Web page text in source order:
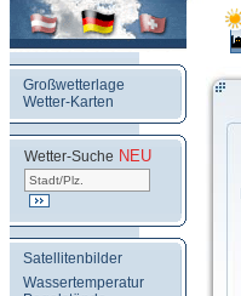
Großwetterlage
Wetter-Karten
Wetter-Suche NEU
Satellitenbilder
Wassertemperatur